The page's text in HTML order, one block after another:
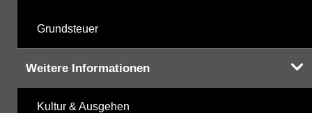
Grundsteuer
Weitere Informationen
Kultur & Ausgehen